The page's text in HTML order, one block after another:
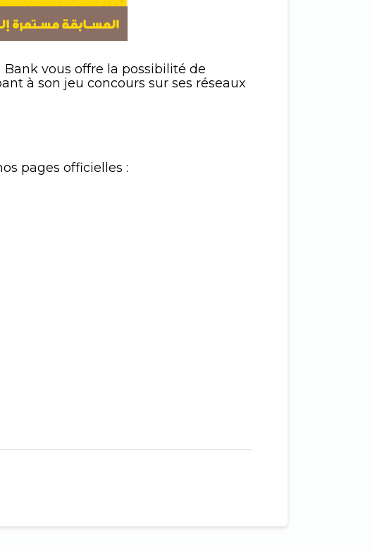
Bank vous offre la possibilité de
à son jeu concours sur ses réseaux
pages officielles :